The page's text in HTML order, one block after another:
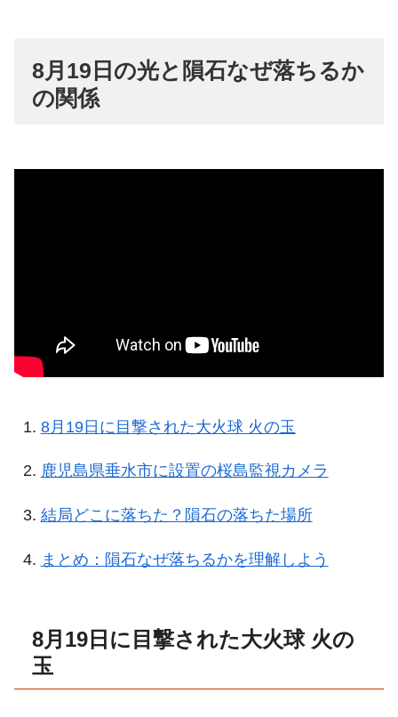
8月19日の光と隕石なぜ落ちるか
の関係
8月19日に目撃された大火球 火の玉
鹿児島県垂水市に設置の桜島監視カメラ
結局どこに落ちた？隕石の落ちた場所
まとめ：隕石なぜ落ちるかを理解しよう
8月19日に目撃された大火球 火の
玉